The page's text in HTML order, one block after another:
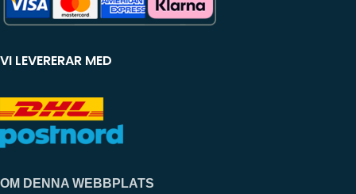
VI LEVERERAR MED
OM DENNA WEBBPLATS